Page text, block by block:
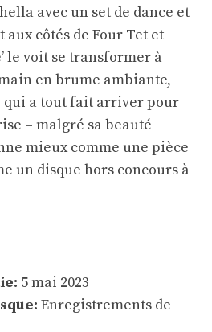
avec un set de dance et
côtés de Four Tet et
le voit se transformer à
en brume ambiante,
qui a tout fait arriver pour
– malgré sa beauté
mieux comme une pièce
un disque hors concours à
5 mai 2023
Enregistrements de